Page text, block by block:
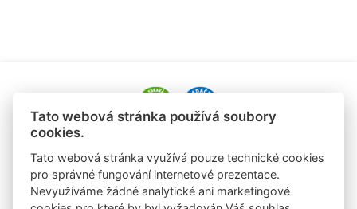
e-mail: alena.paldusova@albert.cz
tel.: +420 720 936 177
e-mail: laura.sobrova@albert.cz
Tato webová stránka používá soubory
cookies.
Tato webová stránka využívá pouze technické cookies
pro správné fungování internetové prezentace.
Nevyužíváme žádné analytické ani marketingové